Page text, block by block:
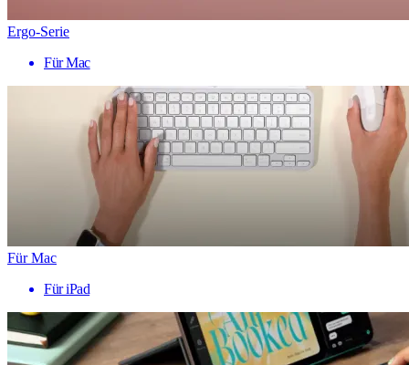
Ergo-Serie
Für Mac
Für Mac
Für iPad